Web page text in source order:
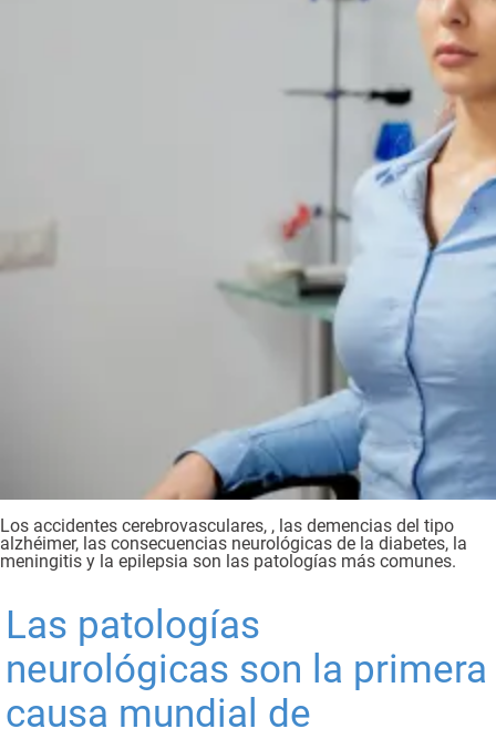
Los accidentes cerebrovasculares, , las demencias del tipo
alzhéimer, las consecuencias neurológicas de la diabetes, la
meningitis y la epilepsia son las patologías más comunes.
Las patologías
neurológicas son la primera
causa mundial de